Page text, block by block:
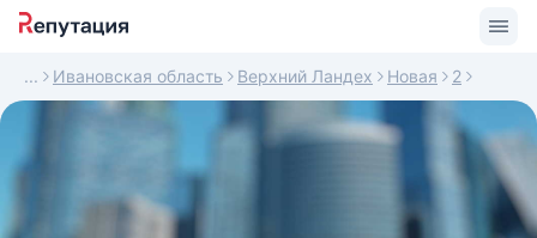
Ивановская область Верхний Ландех Новая 2